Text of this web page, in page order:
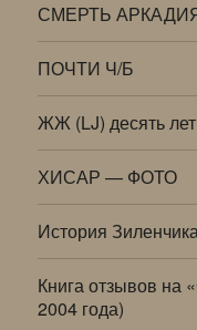
СМЕРТЬ
ПОЧТИ Ч/Б
ЖЖ (LJ) десять
ХИСАР — ФОТО
История
Книга отзывов на
2004 года)